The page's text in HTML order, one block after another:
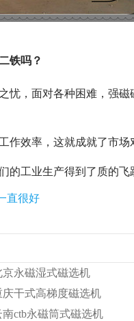
铁吗？
忧，面对各种困难，强
效率，这就成就了市场
的工业生产得到了质的飞
直很好
京永磁湿式磁选机
庆干式高梯度磁选机
南ctb永磁筒式磁选机